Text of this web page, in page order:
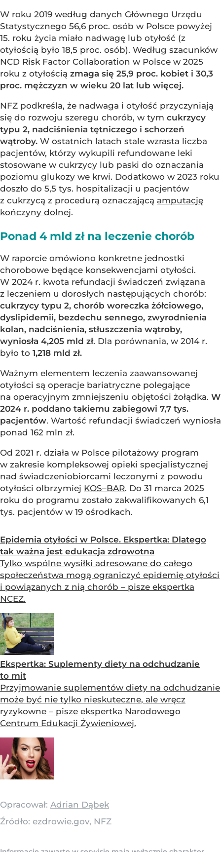
W roku 2019 według danych Głównego Urzędu
Statystycznego 56,6 proc. osób w Polsce powyżej
15. roku życia miało nadwagę lub otyłość (z
otyłością było 18,5 proc. osób). Według szacunków
NCD Risk Factor Collaboration w Polsce w 2025
roku z otyłością zmaga się 25,9 proc. kobiet i 30,3
proc. mężczyzn w wieku 20 lat lub więcej.
NFZ podkreśla, że nadwaga i otyłość przyczyniają
się do rozwoju szeregu chorób, w tym cukrzycy
typu 2, nadciśnienia tętniczego i schorzeń
wątroby. W ostatnich latach stale wzrasta liczba
pacjentów, którzy wykupili refundowane leki
stosowane w cukrzycy lub paski do oznaczania
poziomu glukozy we krwi. Dodatkowo w 2023 roku
doszło do 5,5 tys. hospitalizacji u pacjentów
z cukrzycą z procedurą oznaczającą amputację
kończyny dolnej.
Ponad 4 mld zł na leczenie chorób
W raporcie omówiono konkretne jednostki
chorobowe będące konsekwencjami otyłości.
W 2024 r. kwota refundacji świadczeń związana
z leczeniem u dorosłych następujących chorób:
cukrzycy typu 2, chorób woreczka żółciowego,
dyslipidemii, bezdechu sennego, zwyrodnienia
kolan, nadciśnienia, stłuszczenia wątroby,
wyniosła 4,205 mld zł. Dla porównania, w 2014 r.
było to 1,218 mld zł.
Ważnym elementem leczenia zaawansowanej
otyłości są operacje bariatryczne polegające
na operacyjnym zmniejszeniu objętości żołądka. W
2024 r. poddano takiemu zabiegowi 7,7 tys.
pacjentów. Wartość refundacji świadczeń wyniosła
ponad 162 mln zł.
Od 2021 r. działa w Polsce pilotażowy program
w zakresie kompleksowej opieki specjalistycznej
nad świadczeniobiorcami leczonymi z powodu
otyłości olbrzymiej KOS–BAR. Do 31 marca 2025
roku do programu zostało zakwalifikowanych 6,1
tys. pacjentów w 19 ośrodkach.
Epidemia otyłości w Polsce. Ekspertka: Dlatego
tak ważna jest edukacja zdrowotna
Tylko wspólne wysiłki adresowane do całego
społeczeństwa mogą ograniczyć epidemię otyłości
i powiązanych z nią chorób – pisze ekspertka
NCEZ.
Ekspertka: Suplementy diety na odchudzanie
to mit
Przyjmowanie suplementów diety na odchudzanie
może być nie tylko nieskuteczne, ale wręcz
ryzykowne – pisze ekspertka Narodowego
Centrum Edukacji Żywieniowej.
Opracował: Adrian Dąbek
Źródło: ezdrowie.gov, NFZ